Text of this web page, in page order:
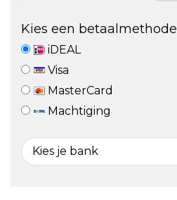
Kies een betaalmethode
iDEAL
Visa
MasterCard
Machtiging